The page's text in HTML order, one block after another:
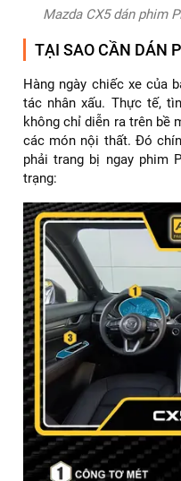
Mazda CX5 dán phim
TẠI SAO CẦN DÁN
Hàng ngày chiếc xe của
tác nhân xấu. Thực tế,
không chỉ diễn ra trên bề
các món nội thất. Đó
phải trang bị ngay phim
trạng: